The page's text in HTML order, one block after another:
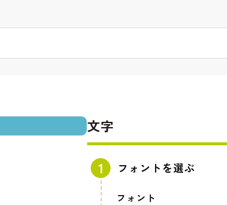
文字
フォントを選ぶ
フォント